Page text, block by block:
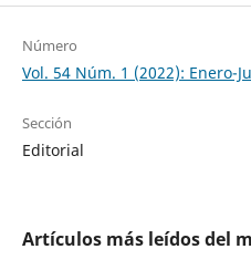
Número
Vol. 54 Núm. 1 (2022): Enero-
Sección
Editorial
Artículos más leídos del